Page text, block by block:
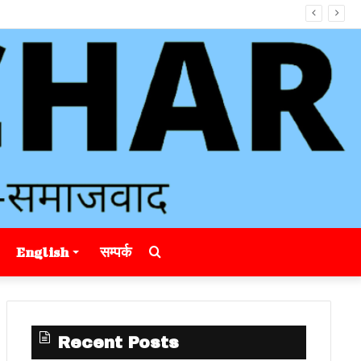
English सम्पर्क Search
for
Recent Posts